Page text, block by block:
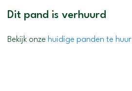
Dit pand is verhuurd
Bekijk onze huidige panden te huur